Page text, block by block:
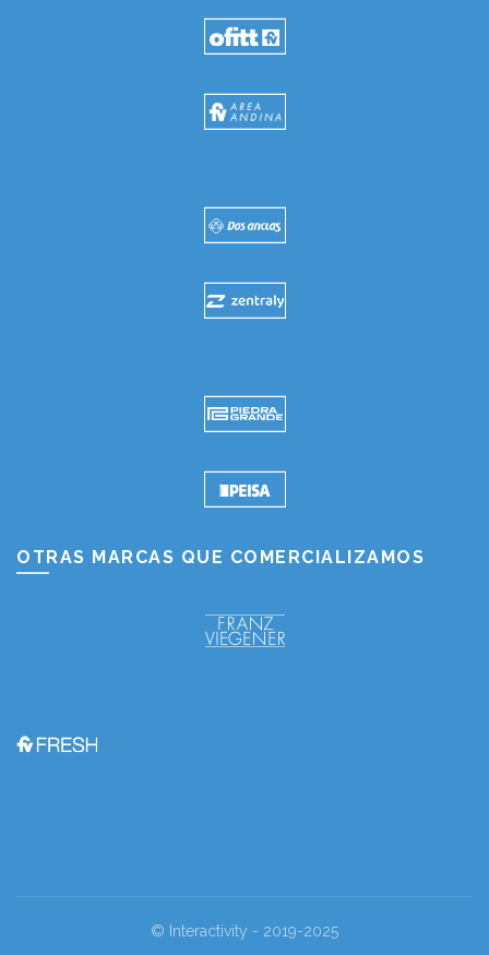
OTRAS MARCAS QUE COMERCIALIZAMOS
© Interactivity - 2019-2025